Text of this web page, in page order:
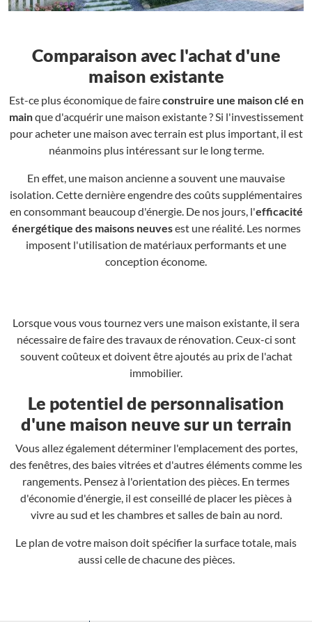
Comparaison avec l'achat d'une
maison existante
Est-ce plus économique de faireconstruire une maison clé en
mainque d'acquérir une maison existante ? Si l'investissement
pour acheter une maison avec terrain est plus important, il est
néanmoins plus intéressant sur le long terme.
En effet, une maison ancienne a souvent une mauvaise
isolation. Cette dernière engendre des coûts supplémentaires
en consommant beaucoup d'énergie. De nos jours, l'efficacité
énergétique des maisons neuvesest une réalité. Les normes
imposent l'utilisation de matériaux performants et une
conception économe.
Lorsque vous vous tournez vers une maison existante, il sera
nécessaire de faire des travaux de rénovation. Ceux-ci sont
souvent coûteux et doivent être ajoutés au prix de l'achat
immobilier.
Le potentiel de personnalisation
d'une maison neuve sur un terrain
Vous allez également déterminer l'emplacement des portes,
des fenêtres, des baies vitrées et d'autres éléments comme les
rangements. Pensez à l'orientation des pièces. En termes
d'économie d'énergie, il est conseillé de placer les pièces à
vivre au sud et les chambres et salles de bain au nord.
Le plan de votre maison doit spécifier la surface totale, mais
aussi celle de chacune des pièces.